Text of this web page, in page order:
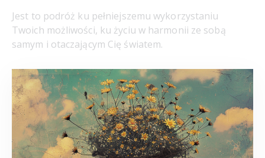
Jest to podróż ku pełniejszemu wykorzystaniu
Twoich możliwości, ku życiu w harmonii ze sobą
samym i otaczającym Cię światem.